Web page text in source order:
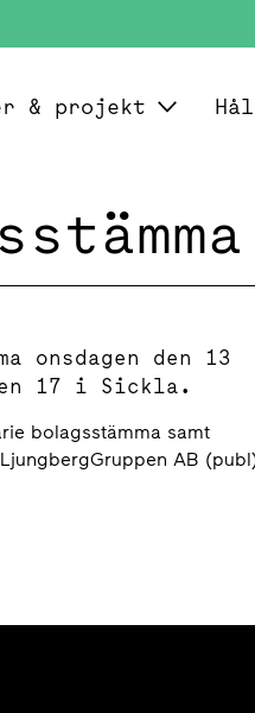
& projekt
onsdagen den 13
17 i Sickla.
bolagsstämma samt
AB